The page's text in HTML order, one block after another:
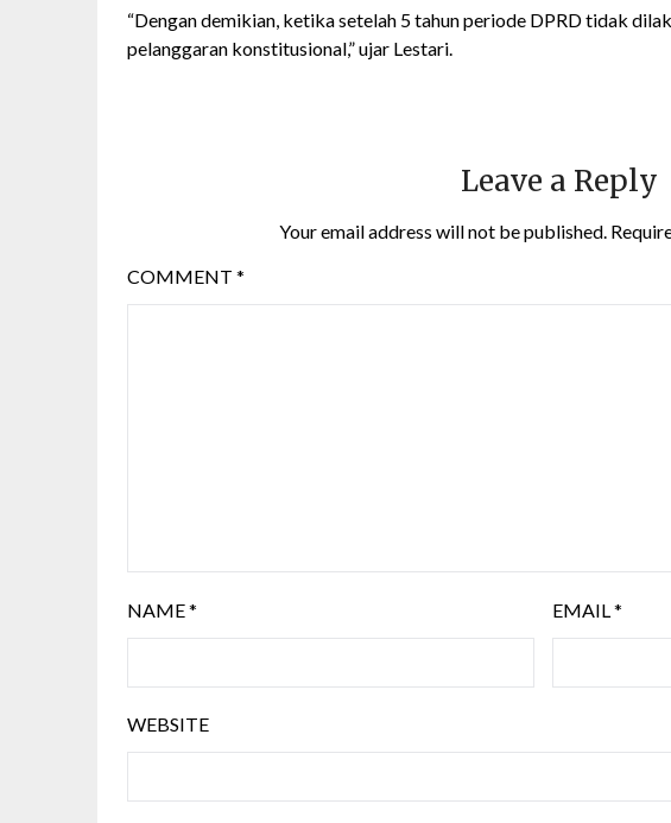
“Dengan demikian, ketika setelah 5 tahun periode DPRD tidak
pelanggaran konstitusional,” ujar Lestari.
Leave a Reply
Your email address will not be published.
COMMENT *
NAME* EMAIL*
WEBSITE